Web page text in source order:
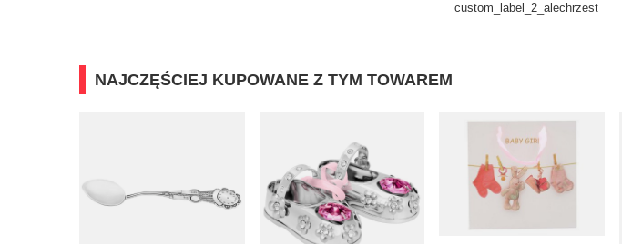
custom_​label_​2_alechrzest
NAJCZĘŚCIEJ KUPOWANE Z TYM TOWAREM